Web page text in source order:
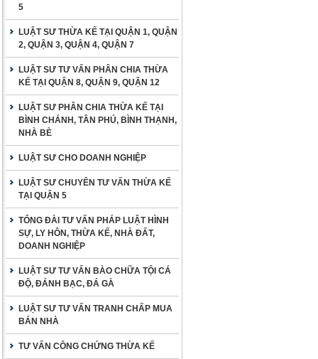
5
LUẬT SƯ THỪA KẾ TẠI QUẬN 1, QUẬN
2, QUẬN 3, QUẬN 4, QUẬN 7
LUẬT SƯ TƯ VẤN PHÂN CHIA THỪA
KẾ TẠI QUẬN 8, QUẬN 9, QUẬN 12
LUẬT SƯ PHÂN CHIA THỪA KẾ TẠI
BÌNH CHÁNH, TÂN PHÚ, BÌNH THẠNH,
NHÀ BÈ
LUẬT SƯ CHO DOANH NGHIỆP
LUẬT SƯ CHUYÊN TƯ VẤN THỪA KẾ
TẠI QUẬN 5
TỔNG ĐÀI TƯ VẤN PHÁP LUẬT HÌNH
SỰ, LY HÔN, THỪA KẾ, NHÀ ĐẤT,
DOANH NGHIỆP
LUẬT SƯ TƯ VẤN BÀO CHỮA TỘI CÁ
ĐỘ, ĐÁNH BẠC, ĐÁ GÀ
LUẬT SƯ TƯ VẤN TRANH CHẤP MUA
BÁN NHÀ
TƯ VẤN CÔNG CHỨNG THỪA KẾ